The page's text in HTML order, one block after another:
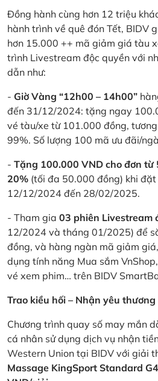
Đồng hành cùng hơn 12 triệu
hành trình về quê đón Tết, BIDV
hơn 15.000 ++ mã giảm giá tàu
trình Livestream độc quyền với
dẫn như:
- Giờ Vàng “12h00 – 14h00”
đến 31/12/2024: tặng ngay
vé tàu/xe từ 101.000 đồng,
99%. Số lượng 100 mã ưu đãi/
- Tặng 100.000 VND cho đơn từ
20% (tối đa 50.000 đồng) khi đặt
12/12/2024 đến 28/02/2025.
- Tham gia 03 phiên Livestream
12/2024 và tháng 01/2025) để
đồng, và hàng ngàn mã giảm
dụng tính năng Mua sắm
vé xem phim… trên BIDV
Trao kiều hối – Nhận yêu thương
Chương trình quay số may mắn
cá nhân sử dụng dịch vụ nhận
Western Union tại BIDV với giải
Massage KingSport Standard